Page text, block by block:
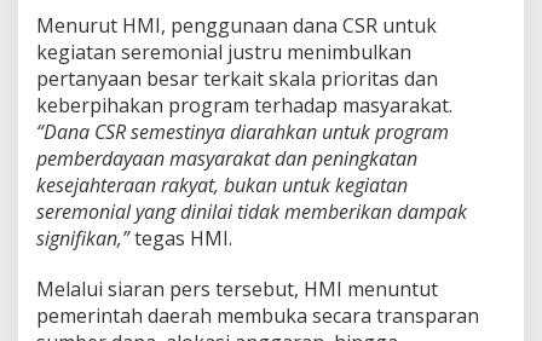
Menurut HMI, penggunaan dana CSR untuk
kegiatan seremonial justru menimbulkan
pertanyaan besar terkait skala prioritas dan
keberpihakan program terhadap masyarakat.
“Dana CSR semestinya diarahkan untuk program
pemberdayaan masyarakat dan peningkatan
kesejahteraan rakyat, bukan untuk kegiatan
seremonial yang dinilai tidak memberikan dampak
signifikan,”tegas HMI.
Melalui siaran pers tersebut, HMI menuntut
pemerintah daerah membuka secara transparan